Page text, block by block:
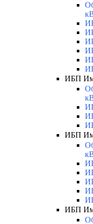
ИБП
ИБП
ИБП